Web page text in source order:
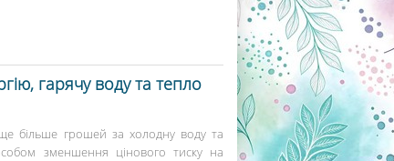
гарячу воду та тепло
більше грошей за холодну воду та
зменшення цінового тиску на